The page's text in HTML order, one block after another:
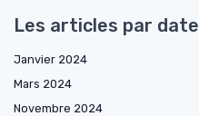
Les articles par date
Janvier 2024
Mars 2024
Novembre 2024